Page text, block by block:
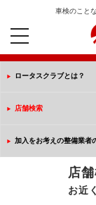
車検のこと
toggle
navigation
ロータスクラブとは？
店舗検索
加入をお考えの整備業者
店
お近